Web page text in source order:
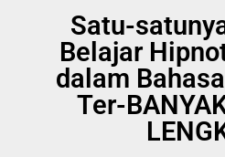
Satu-
Belajar
dalam
Ter-